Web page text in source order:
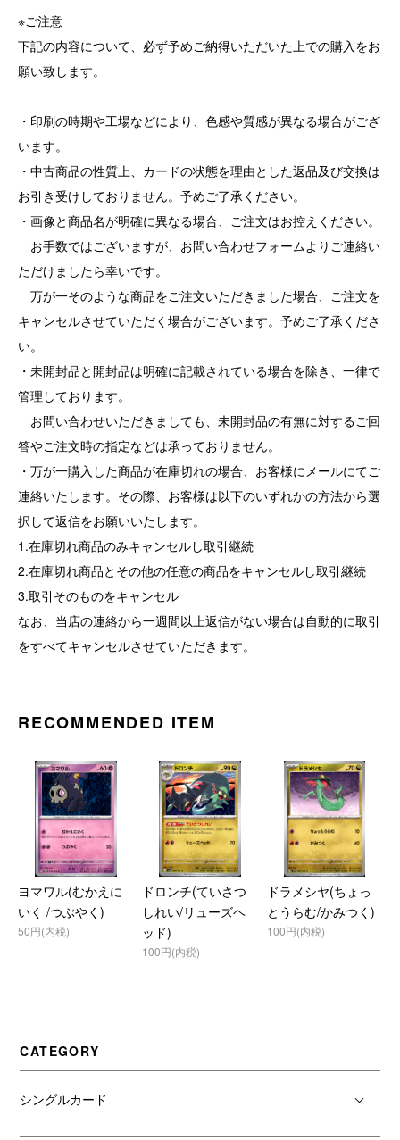
※ご注意
下記の内容について、必ず予めご納得いただいた上での購入をお
願い致します。
・印刷の時期や工場などにより、色感や質感が異なる場合がござ
います。
・中古商品の性質上、カードの状態を理由とした返品及び交換は
お引き受けしておりません。予めご了承ください。
・画像と商品名が明確に異なる場合、ご注文はお控えください。
お手数ではございますが、お問い合わせフォームよりご連絡い
ただけましたら幸いです。
万が一そのような商品をご注文いただきました場合、ご注文を
キャンセルさせていただく場合がございます。予めご了承くださ
い。
・未開封品と開封品は明確に記載されている場合を除き、一律で
管理しております。
お問い合わせいただきましても、未開封品の有無に対するご回
答やご注文時の指定などは承っておりません。
・万が一購入した商品が在庫切れの場合、お客様にメールにてご
連絡いたします。その際、お客様は以下のいずれかの方法から選
択して返信をお願いいたします。
1.在庫切れ商品のみキャンセルし取引継続
2.在庫切れ商品とその他の任意の商品をキャンセルし取引継続
3.取引そのものをキャンセル
なお、当店の連絡から一週間以上返信がない場合は自動的に取引
をすべてキャンセルさせていただきます。
RECOMMENDED ITEM
ヨマワル(むかえに
いく /つぶやく)
50円(内税)
ドロンチ(ていさつ
しれい/リューズヘ
ッド)
100円(内税)
ドラメシヤ(ちょっ
とうらむ/かみつく)
100円(内税)
CATEGORY
シングルカード